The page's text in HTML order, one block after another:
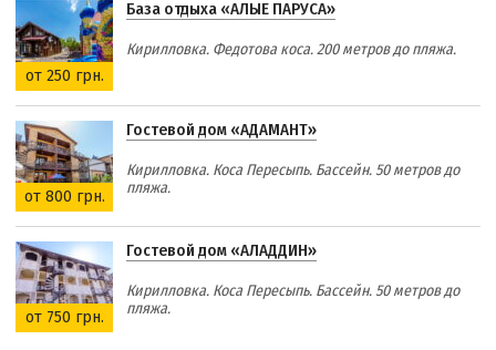
от 250 грн.
База отдыха «АЛЫЕ ПАРУСА»
Кирилловка. Федотова коса. 200 метров до пляжа.
от 800 грн.
Гостевой дом «АДАМАНТ»
Кирилловка. Коса Пересыпь. Бассейн. 50 метров до
пляжа.
от 750 грн.
Гостевой дом «АЛАДДИН»
Кирилловка. Коса Пересыпь. Бассейн. 50 метров до
пляжа.